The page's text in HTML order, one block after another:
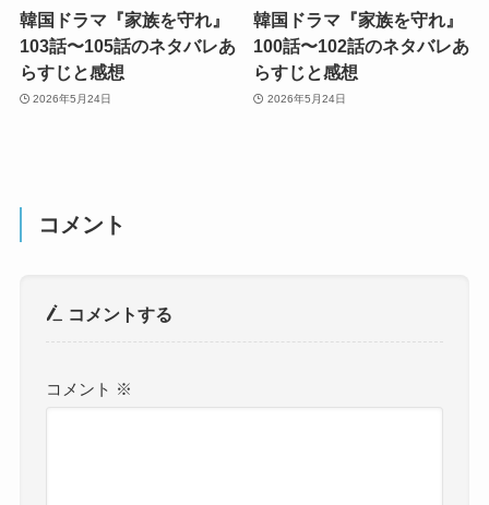
韓国ドラマ『家族を守れ』
103話〜105話のネタバレあ
らすじと感想
2026年5月24日
韓国ドラマ『家族を守れ』
100話〜102話のネタバレあ
らすじと感想
2026年5月24日
コメント
コメントする
コメント ※